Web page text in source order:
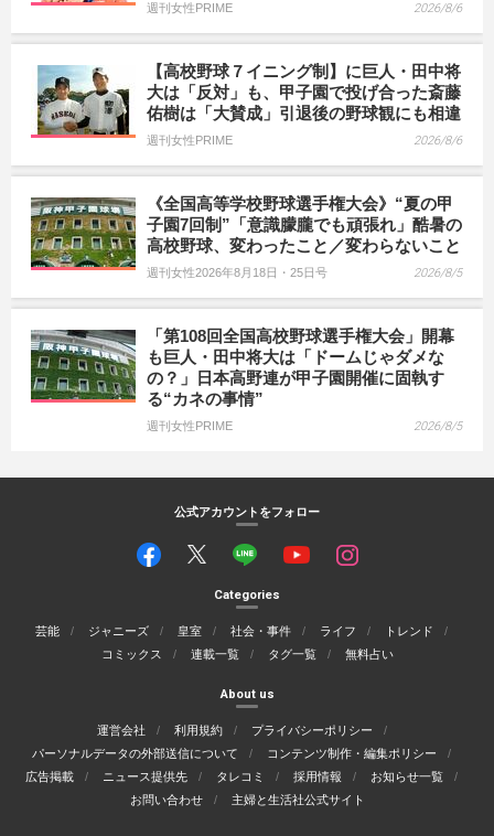
週刊女性PRIME 2026/8/6
【高校野球７イニング制】に巨人・田中将
大は「反対」も、甲子園で投げ合った斎藤
佑樹は「大賛成」引退後の野球観にも相違
週刊女性PRIME 2026/8/6
《全国高等学校野球選手権大会》“夏の甲
子園7回制”「意識朦朧でも頑張れ」酷暑の
高校野球、変わったこと／変わらないこと
週刊女性2026年8月18日・25日号 2026/8/5
「第108回全国高校野球選手権大会」開幕
も巨人・田中将大は「ドームじゃダメな
の？」日本高野連が甲子園開催に固執す
る“カネの事情”
週刊女性PRIME 2026/8/5
公式アカウントをフォロー
Categories
芸能 ジャニーズ 皇室 社会・事件 ライフ
トレンド
コミックス
連載一覧 タグ一覧 無料占い
About us
運営会社 利用規約
プライバシーポリシー
パーソナルデータの外部送信について
コンテンツ制作・編集ポリシー
広告掲載
ニュース提供先 タレコミ 採用情報
お知らせ一覧
お問い合わせ
主婦と生活社公式サイト